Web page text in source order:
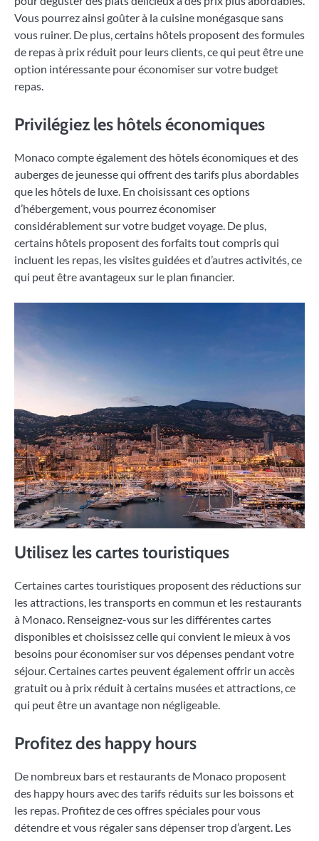
Vous pourrez ainsi goûter à la cuisine monégasque sans
vous ruiner. De plus, certains hôtels proposent des formules
de repas à prix réduit pour leurs clients, ce qui peut être une
option intéressante pour économiser sur votre budget
repas.
Privilégiez les hôtels économiques
Monaco compte également des hôtels économiques et des
auberges de jeunesse qui offrent des tarifs plus abordables
que les hôtels de luxe. En choisissant ces options
d’hébergement, vous pourrez économiser
considérablement sur votre budget voyage. De plus,
certains hôtels proposent des forfaits tout compris qui
incluent les repas, les visites guidées et d’autres activités, ce
qui peut être avantageux sur le plan financier.
Utilisez les cartes touristiques
Certaines cartes touristiques proposent des réductions sur
les attractions, les transports en commun et les restaurants
à Monaco. Renseignez-vous sur les différentes cartes
disponibles et choisissez celle qui convient le mieux à vos
besoins pour économiser sur vos dépenses pendant votre
séjour. Certaines cartes peuvent également offrir un accès
gratuit ou à prix réduit à certains musées et attractions, ce
qui peut être un avantage non négligeable.
Profitez des happy hours
De nombreux bars et restaurants de Monaco proposent
des happy hours avec des tarifs réduits sur les boissons et
les repas. Profitez de ces offres spéciales pour vous
détendre et vous régaler sans dépenser trop d’argent. Les